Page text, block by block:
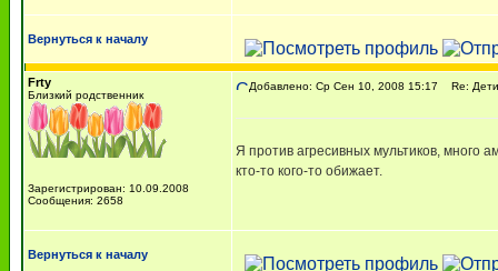
Вернуться к началу
Frty
Близкий родственник
Зарегистрирован: 10.09.2008
Сообщения: 2658
Добавлено: Ср Сен 10, 2008 15:17 Re:
Я против агресивных мультиков, много
кто-то кого-то обижает.
Вернуться к началу